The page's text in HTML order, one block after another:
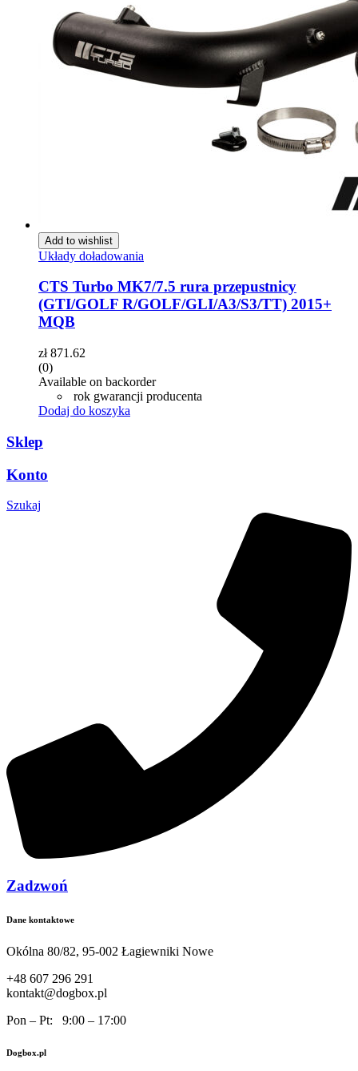
Add to wishlist
Układy doładowania
CTS Turbo MK7/7.5 rura przepustnicy
(GTI/GOLF R/GOLF/GLI/A3/S3/TT) 2015+
MQB
zł871.62
(0)
Available on backorder
rok gwarancji producenta
Dodaj do koszyka
Sklep
Konto
Szukaj
Zadzwoń
Dane kontaktowe
Okólna 80/82, 95-002 Łagiewniki Nowe
+48 607 296 291
kontakt@dogbox.pl
Pon – Pt: 9:00 – 17:00
Dogbox.pl